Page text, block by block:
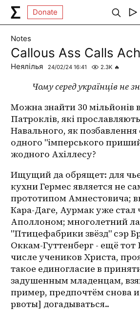
Donate
Notes
Callous Ass Calls
Неялілья 24/02/24 16:41 2.3K 🔥
Чому серед українців не
Можна знайти 30 мільйонів
Патроклів, які
Навального, як позбавлення
одного "імперського
жодного Ахіллесу?
Ищущий да обрящет: для
кухни Гермес является не
прототипом Амнестовича;
Кара-Даге, Аурмак уже стал
Аполлоном; многолетний
"Птицефабрики звёзд" сэр
Оккам-Гуттенберг - ещё тот
числе учеников Христа,
такое единогласие в
задушенным младенцам,
пример, предпочтём снова
рвоты] догадываться..